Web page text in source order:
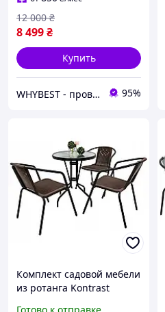
8 499₴
12 000 ₴
Купить
WHYBEST - проверенные товар по честным ценам 95%
Комплект садовой мебели
из ротанга Kontrast